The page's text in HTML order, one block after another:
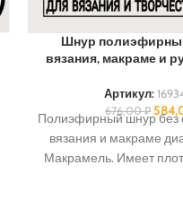
Шнур
вязания, макраме и
Артикул:
676,00₽
Полиэфирный шнур без
вязания и макраме
Макрамель. Имеет